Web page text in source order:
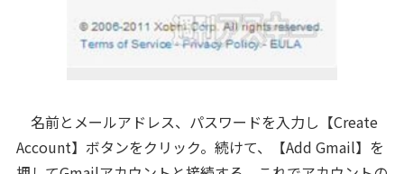
名前とメールアドレス、パスワードを入力し【Create
Account】ボタンをクリック。続けて、【Add Gmail】を